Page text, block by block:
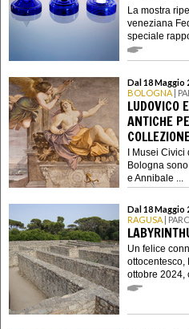
La mostra
veneziana
speciale
Dal 18 Maggio
BOLOGNA |
LUDOVICO
ANTICHE
I Musei
Bologna
e Annibale ...
Dal 18 Maggio
RAGUSA |
Un felice
ottocentesco,
ottobre 2024,